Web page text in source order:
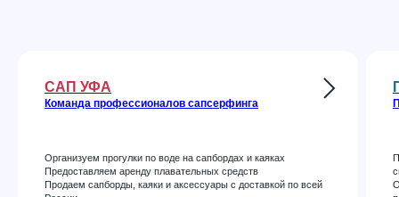
САП УФА
Команда профессионалов сапсерфинга
Организуем прогулки по воде на сапбордах и каяках
Предоставляем аренду плавательных средств
Продаем сапборды, каяки и аксессуары с доставкой по всей